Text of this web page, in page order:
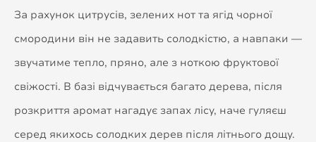
За рахунок цитрусів, зелених нот та ягід чорної
смородини він не задавить солодкістю, а навпаки —
звучатиме тепло, пряно, але з ноткою фруктової
свіжості. В базі відчувається багато дерева, після
розкриття аромат нагадує запах лісу, наче гуляєш
серед якихось солодких дерев після літнього дощу.